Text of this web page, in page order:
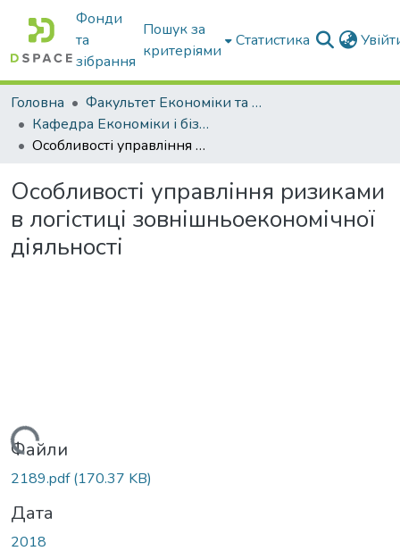
Фонди
та
зібрання
Пошук за
критеріями
Статистика
Головна
Факультет Економіки та бізнесу
Кафедра Економіки і бізнесу
Особливості управління ризиками в логістиці зовнішньоекономічної діяльності
Особливості управління ризиками
в логістиці зовнішньоекономічної
діяльності
Вантажиться...
Файли
2189.pdf(170.37 KB)
Дата
2018